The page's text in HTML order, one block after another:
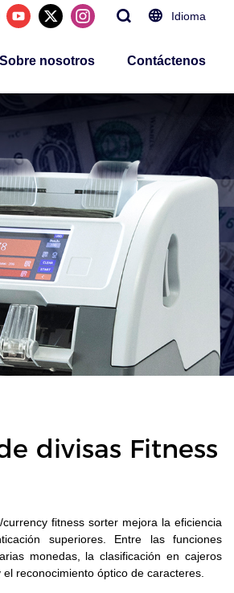
Idioma
Sobre nosotros Contáctenos
divisas Fitness
fitness sorter mejora la eficiencia
superiores. Entre las funciones
monedas, la clasificación en cajeros
reconocimiento óptico de caracteres.